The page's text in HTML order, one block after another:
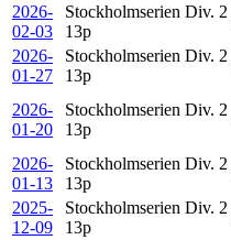
2026-
02-03
Stockholmserien Div. 2
13p
2026-
01-27
Stockholmserien Div. 2
13p
2026-
01-20
Stockholmserien Div. 2
13p
2026-
01-13
Stockholmserien Div. 2
13p
2025-
12-09
Stockholmserien Div. 2
13p